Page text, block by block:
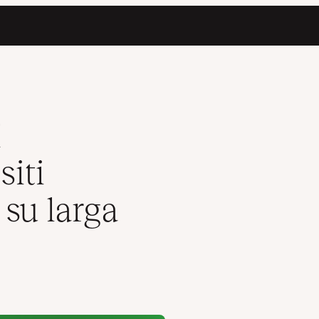
su larga scala
larga